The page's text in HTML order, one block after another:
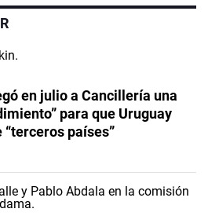
en julio a Cancillería una
para que Uruguay
países”